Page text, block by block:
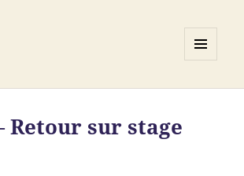
WIDGETS
Retour sur stage